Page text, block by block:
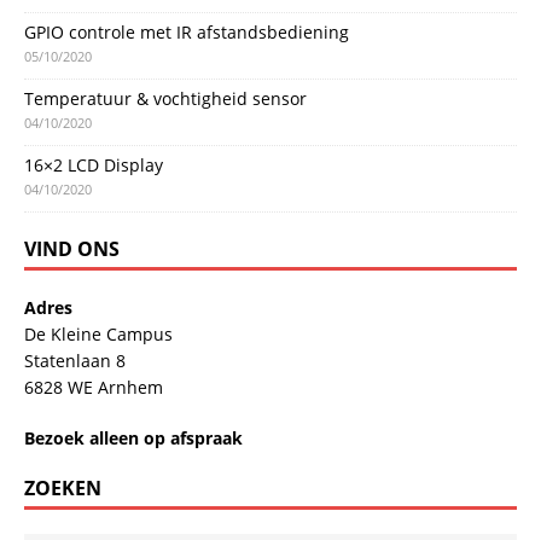
GPIO controle met IR afstandsbediening
05/10/2020
Temperatuur & vochtigheid sensor
04/10/2020
16×2 LCD Display
04/10/2020
VIND ONS
Adres
De Kleine Campus
Statenlaan 8
6828 WE Arnhem
Bezoek alleen op afspraak
ZOEKEN